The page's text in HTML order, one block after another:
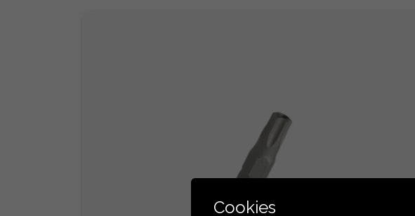
Cookies